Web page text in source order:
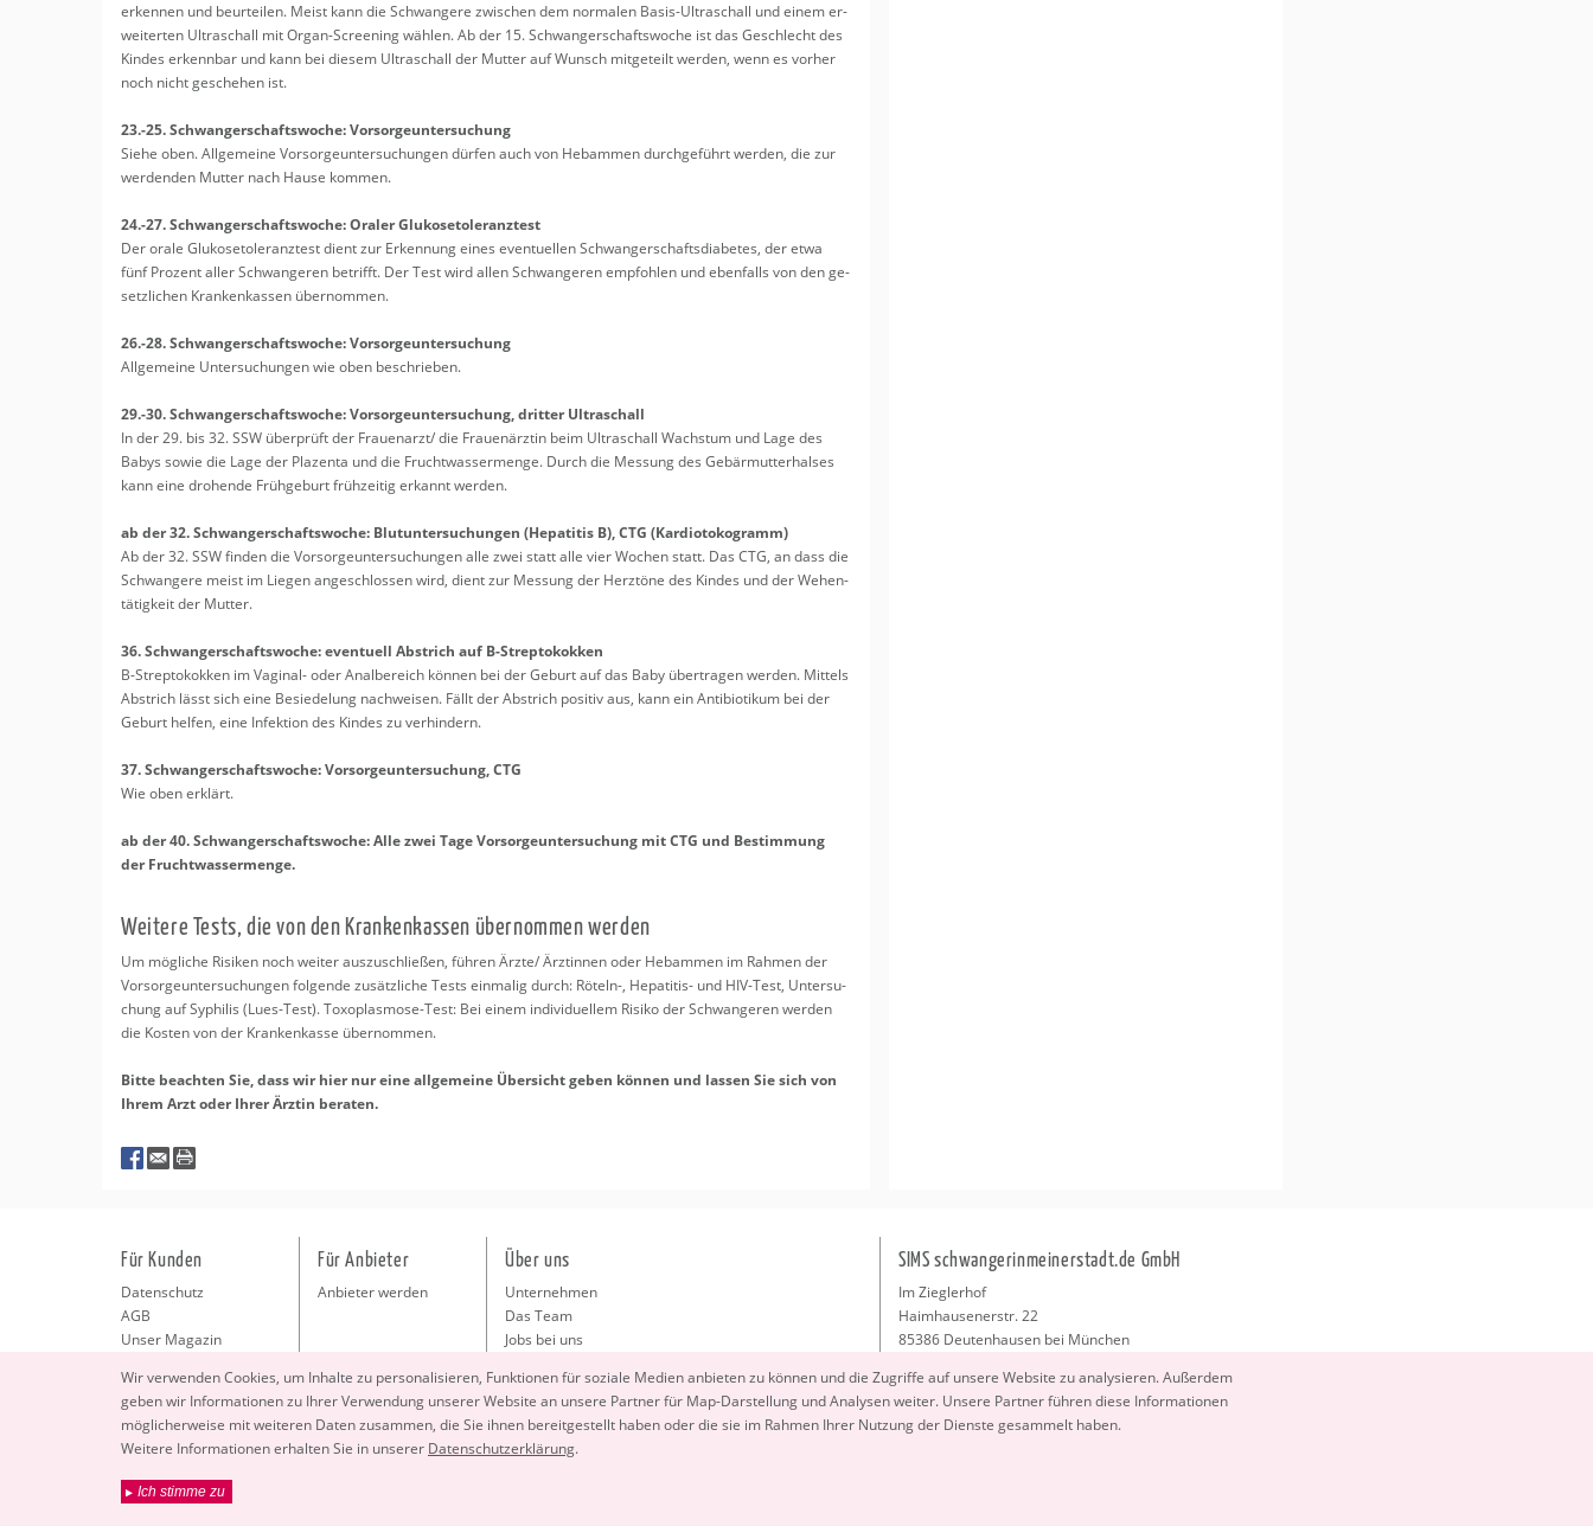
er­ken­nen und be­ur­tei­len. Meist kann die Schwan­ge­re zwi­schen dem nor­ma­len Basis-Ul­tra­schall und einem er­
wei­ter­ten Ul­tra­schall mit Organ-Scree­ning wäh­len. Ab der 15. Schwan­ger­schafts­wo­che ist das Ge­schlecht des
Kin­des er­kenn­bar und kann bei die­sem Ul­tra­schall der Mut­ter auf Wunsch mit­ge­teilt wer­den, wenn es vor­her
noch nicht ge­sche­hen ist.
23.-25. Schwan­ger­schafts­wo­che: Vor­sor­ge­un­ter­su­chung
Siehe oben. All­ge­mei­ne Vor­sor­ge­un­ter­su­chun­gen dür­fen auch von Heb­am­men durch­ge­führt wer­den, die zur
wer­den­den Mut­ter nach Hause kom­men.
24.-27. Schwan­ger­schafts­wo­che: Ora­ler Glu­ko­se­to­le­ranz­test
Der orale Glu­ko­se­to­le­ranz­test dient zur Er­ken­nung eines even­tu­el­len Schwan­ger­schafts­dia­be­tes, der etwa
fünf Pro­zent aller Schwan­ge­ren be­trifft. Der Test wird allen Schwan­ge­ren emp­foh­len und eben­falls von den ge­
setz­li­chen Kran­ken­kas­sen über­nom­men.
26.-28. Schwan­ger­schafts­wo­che: Vor­sor­ge­un­ter­su­chung
All­ge­mei­ne Un­ter­su­chun­gen wie oben be­schrie­ben.
29.-30. Schwan­ger­schafts­wo­che: Vor­sor­ge­un­ter­su­chung, drit­ter Ul­tra­schall
In der 29. bis 32. SSW über­prüft der Frau­en­arzt/ die Frau­en­ärz­tin beim Ul­tra­schall Wachs­tum und Lage des
Babys sowie die Lage der Pla­zen­ta und die Frucht­was­ser­men­ge. Durch die Mes­sung des Ge­bär­mut­ter­hal­ses
kann eine dro­hen­de Früh­ge­burt früh­zei­tig er­kannt wer­den.
ab der 32. Schwan­ger­schafts­wo­che: Blut­un­ter­su­chun­gen (He­pa­ti­tis B), CTG (Kar­dio­to­ko­gramm)
Ab der 32. SSW fin­den die Vor­sor­ge­un­ter­su­chun­gen alle zwei statt alle vier Wo­chen statt. Das CTG, an dass die
Schwan­ge­re meist im Lie­gen an­ge­schlos­sen wird, dient zur Mes­sung der Herz­tö­ne des Kin­des und der We­hen­
tä­tig­keit der Mut­ter.
36.Schwan­ger­schafts­wo­che: even­tu­ell Ab­strich auf B-Strep­to­kok­ken
B-Strep­to­kok­ken im Va­gi­nal- oder Anal­be­reich kön­nen bei der Ge­burt auf das Baby über­tra­gen wer­den. Mit­tels
Ab­strich lässt sich eine Be­sie­de­lung nach­wei­sen. Fällt der Ab­strich po­si­tiv aus, kann ein An­ti­bio­ti­kum bei der
Ge­burt hel­fen, eine In­fek­ti­on des Kin­des zu ver­hin­dern.
37.Schwan­ger­schafts­wo­che:Vor­sor­ge­un­ter­su­chung, CTG
Wie oben er­klärt.
ab der 40. Schwan­ger­schafts­wo­che:Alle zwei Tage Vor­sor­ge­un­ter­su­chung mit CTG und Be­stim­mung
der Frucht­was­ser­men­ge.
Wei­te­re Tests, die von den Kran­ken­kas­sen über­nom­men wer­den
Um mög­li­che Ri­si­ken noch wei­ter aus­zu­schlie­ßen, füh­ren Ärzte/ Ärz­tin­nen oder Heb­am­men im Rah­men der
Vor­sor­ge­un­ter­su­chun­gen fol­gen­de zu­sätz­li­che Tests ein­ma­lig durch: Rö­teln-, He­pa­ti­tis- und HIV-Test, Un­ter­su­
chung auf Sy­phi­lis (Lues-Test). To­xo­plas­mo­se-Test: Bei einem in­di­vi­du­el­lem Ri­si­ko der Schwan­ge­ren wer­den
die Kos­ten von der Kran­ken­kas­se über­nom­men.
Bitte be­ach­ten Sie, dass wir hier nur eine all­ge­mei­ne Über­sicht geben kön­nen und las­sen Sie sich von
Ihrem Arzt oder Ihrer Ärz­tin be­ra­ten.
Wir ver­wen­den Coo­kies, um In­hal­te zu per­so­na­li­sie­ren, Funk­tio­nen für so­zia­le Me­di­en an­bie­ten zu kön­nen und die Zu­grif­fe auf un­se­re Web­site zu ana­ly­sie­ren. Au­ßer­dem
geben wir In­for­ma­tio­nen zu Ihrer Ver­wen­dung un­se­rer Web­site an un­se­re Part­ner für Map-Dar­stel­lung und Ana­ly­sen wei­ter. Un­se­re Part­ner füh­ren diese In­for­ma­tio­nen
mög­li­cher­wei­se mit wei­te­ren Daten zu­sam­men, die Sie ihnen be­reit­ge­stellt haben oder die sie im Rah­men Ihrer Nut­zung der Diens­te ge­sam­melt haben.
Wei­te­re In­for­ma­tio­nen er­hal­ten Sie in un­se­rer Da­ten­schut­z­er­klä­rung.
Ich stimme zu
Für Kunden
Datenschutz
AGB
Unser Magazin
Für Anbieter
Anbieter werden
Über uns
Unternehmen
Das Team
Jobs bei uns
Kontakt
Impressum
SIMS schwangerinmeinerstadt.de GmbH
Im Zieglerhof
Haimhausenerstr. 22
85386 Deutenhausen bei München